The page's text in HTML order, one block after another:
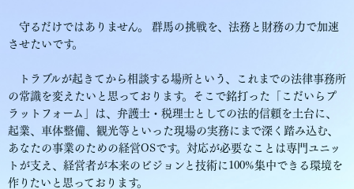
守るだけではありません。 群馬の挑戦を、法務と財務の力で加速
させたいです。
トラブルが起きてから相談する場所という、これまでの法律事務所
の常識を変えたいと思っております。そこで銘打った「こだいらプ
ラットフォーム」は、弁護士・税理士としての法的信頼を土台に、
起業、車体整備、観光等といった現場の実務にまで深く踏み込む、
あなたの事業のための経営OSです。対応が必要なことは専門ユニッ
トが支え、経営者が本来のビジョンと技術に100%集中できる環境を
作りたいと思っております。